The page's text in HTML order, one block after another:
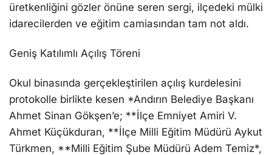
üretkenliğini gözler önüne seren sergi, ilçedeki mülki
idarecilerden ve eğitim camiasından tam not aldı.
Geniş Katılımlı Açılış Töreni
Okul binasında gerçekleştirilen açılış kurdelesini
protokolle birlikte kesen *Andırın Belediye Başkanı
Ahmet Sinan Gökşen’e; **İlçe Emniyet Amiri V.
Ahmet Küçükduran, **İlçe Milli Eğitim Müdürü Aykut
Türkmen, **Milli Eğitim Şube Müdürü Adem Temiz*,